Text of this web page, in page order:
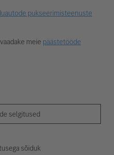
pukseerimisteenuste
meie päästetööde
selgitused
sõiduk